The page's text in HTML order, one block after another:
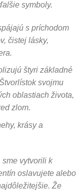
symboly.
s príchodom
čistej lásky,
štyri základné
svojmu
oblastiach života,
zlom.
krásy a
vytvorili k
oslavujete alebo
Že